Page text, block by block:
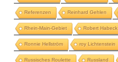
Referenzen Reinhard Gehlen
Rhein-Main-Gebiet Robert Habeck
Ronnie Hellström roy Lichtenstein
Russisches Roulette Russland